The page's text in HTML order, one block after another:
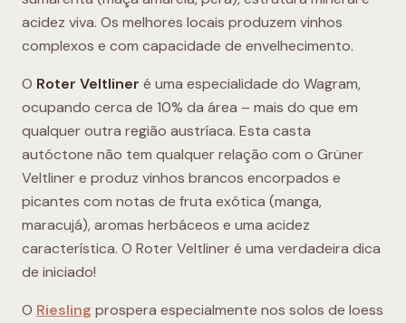
acidez viva. Os melhores locais produzem vinhos
complexos e com capacidade de envelhecimento.
O Roter Veltliner é uma especialidade do Wagram,
ocupando cerca de 10% da área – mais do que em
qualquer outra região austríaca. Esta casta
autóctone não tem qualquer relação com o Grüner
Veltliner e produz vinhos brancos encorpados e
picantes com notas de fruta exótica (manga,
maracujá), aromas herbáceos e uma acidez
característica. O Roter Veltliner é uma verdadeira dica
de iniciado!
O Riesling prospera especialmente nos solos de loess